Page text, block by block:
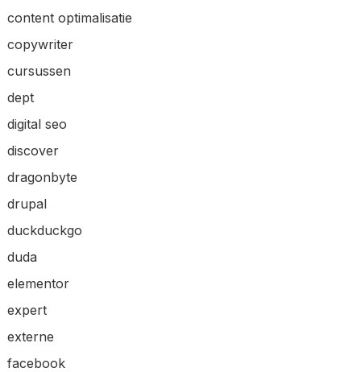
content optimalisatie
copywriter
cursussen
dept
digital seo
discover
dragonbyte
drupal
duckduckgo
duda
elementor
expert
externe
facebook